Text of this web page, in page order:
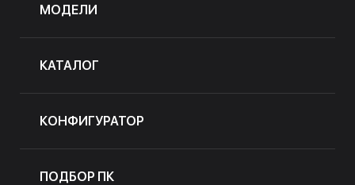
МОДЕЛИ
КАТАЛОГ
КОНФИГУРАТОР
ПОДБОР ПК